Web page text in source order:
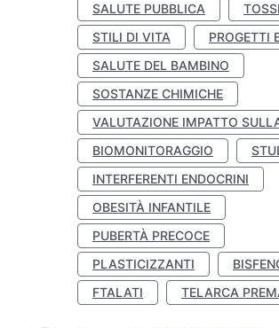
SALUTE PUBBLICA
STILI DI VITA
PROGETTI
SALUTE DEL BAMBINO
SOSTANZE CHIMICHE
VALUTAZIONE IMPATTO
BIOMONITORAGGIO
INTERFERENTI ENDOCRINI
OBESITÀ INFANTILE
PUBERTÀ PRECOCE
PLASTICIZZANTI
FTALATI
TELARCA